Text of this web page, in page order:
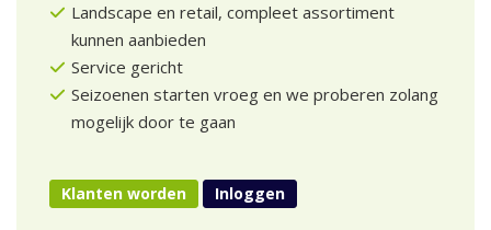
Landscape en retail, compleet assortiment
kunnen aanbieden
Service gericht
Seizoenen starten vroeg en we proberen zolang
mogelijk door te gaan
Klanten worden Inloggen